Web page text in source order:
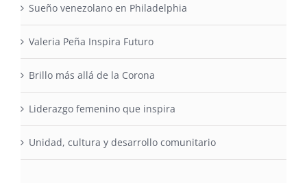
Sueño venezolano en Philadelphia
Valeria Peña Inspira Futuro
Brillo más allá de la Corona
Liderazgo femenino que inspira
Unidad, cultura y desarrollo comunitario